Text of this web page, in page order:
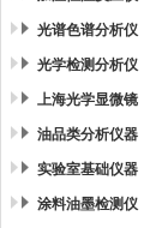
光谱色谱分析仪
光学检测分析仪
上海光学显微镜
油品类分析仪器
实验室基础仪器
涂料油墨检测仪